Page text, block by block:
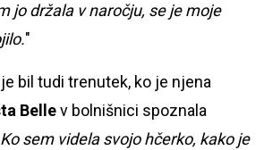
jo držala v naročju, se je moje
"
bil tudi trenutek, ko je njena
Bellev bolnišnici spoznala
Ko sem videla svojo hčerko, kako je